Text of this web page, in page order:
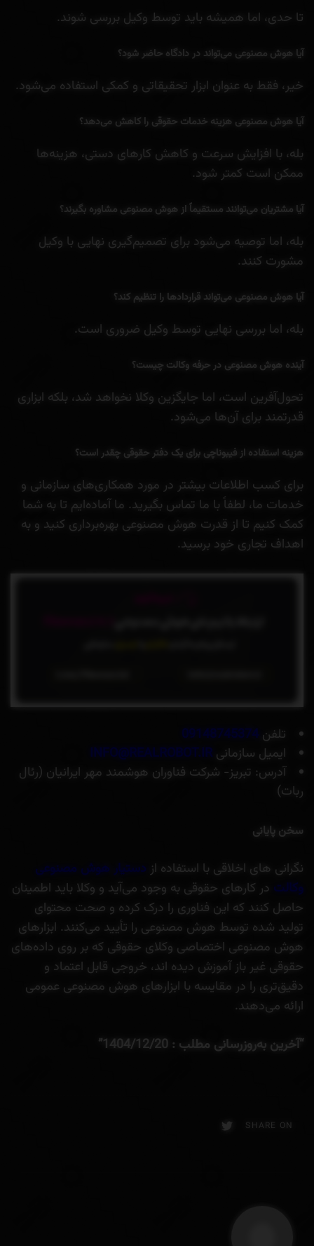
تا حدی، اما همیشه باید توسط وکیل بررسی شوند.
آیا هوش مصنوعی می‌تواند در دادگاه حاضر شود؟
خیر، فقط به عنوان ابزار تحقیقاتی و کمکی استفاده می‌شود.
آیا هوش مصنوعی هزینه خدمات حقوقی را کاهش می‌دهد؟
بله، با افزایش سرعت و کاهش کارهای دستی، هزینه‌ها
ممکن است کمتر شود.
آیا مشتریان می‌توانند مستقیماً از هوش مصنوعی مشاوره بگیرند؟
بله، اما توصیه می‌شود برای تصمیم‌گیری نهایی با وکیل
مشورت کنند.
آیا هوش مصنوعی می‌تواند قراردادها را تنظیم کند؟
بله، اما بررسی نهایی توسط وکیل ضروری است.
آینده هوش مصنوعی در حرفه وکالت چیست؟
تحول‌آفرین است، اما جایگزین وکلا نخواهد شد، بلکه ابزاری
قدرتمند برای آن‌ها می‌شود.
هزینه استفاده از فیبوناچی برای یک دفتر حقوقی چقدر است؟
برای کسب اطلاعات بیشتر در مورد همکاری‌های سازمانی و
خدمات ما، لطفاً با ما تماس بگیرید. ما آماده‌ایم تا به شما
کمک کنیم تا از قدرت هوش مصنوعی بهره‌برداری کنید و به
اهداف تجاری خود برسید.
تلفن 09148745374
ایمیل سازمانی INFO@REALROBOT.IR
آدرس: تبریز- شرکت فناوران هوشمند مهر ایرانیان (رئال
ربات)
سخن پایانی
نگرانی های اخلاقی با استفاده از دستیار هوش مصنوعی
وکالت در کارهای حقوقی به وجود می‌آید و وکلا باید اطمینان
حاصل کنند که این فناوری را درک کرده و صحت محتوای
تولید شده توسط هوش مصنوعی را تأیید می‌کنند. ابزارهای
هوش مصنوعی اختصاصی وکلای حقوقی که بر روی داده‌های
حقوقی غیر باز آموزش دیده اند، خروجی قابل اعتماد و
دقیق‌تری را در مقایسه با ابزارهای هوش مصنوعی عمومی
ارائه می‌دهند.
“آخرین به‌روزرسانی مطلب : 1404/12/20”
SHARE ON